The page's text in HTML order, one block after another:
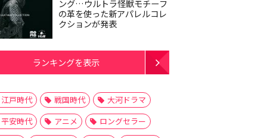
ング…ウルトラ怪獣モチーフ
の革を使った新アパレルコレ
クションが発表
ランキングを表示
江戸時代 戦国時代
大河ドラマ
平安時代
アニメ
ロングセラー